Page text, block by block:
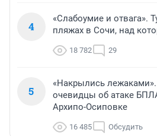
4
«Слабоумие и отвага».
пляжах в Сочи, над
18 782 29
5
«Накрылись
очевидцы об атаке
Архипо-Осиповке
16 485 Обсудить